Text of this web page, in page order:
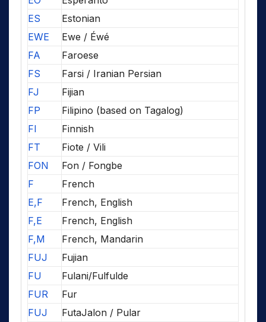
ES
Estonian
EWE
Ewe / Éwé
FA
Faroese
FS
Farsi / Iranian Persian
FJ
Fijian
FP
Filipino (based on Tagalog)
FI
Finnish
FT
Fiote / Vili
FON
Fon / Fongbe
F
French
E,F
French, English
F,E
French, English
F,M
French, Mandarin
FUJ
Fujian
FU
Fulani/Fulfulde
FUR
Fur
FUJ
FutaJalon / Pular